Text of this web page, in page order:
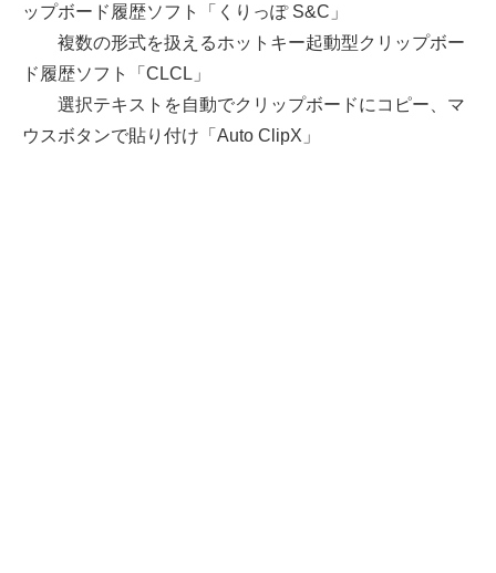
ップボード履歴ソフト「くりっぽ S&C」
複数の形式を扱えるホットキー起動型クリップボー
ド履歴ソフト「CLCL」
選択テキストを自動でクリップボードにコピー、マ
ウスボタンで貼り付け「Auto ClipX」